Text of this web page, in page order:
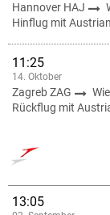
Hannover HAJ
Hinflug mit
11:25
14. Oktober
Zagreb ZAG
Rückflug mit
13:05